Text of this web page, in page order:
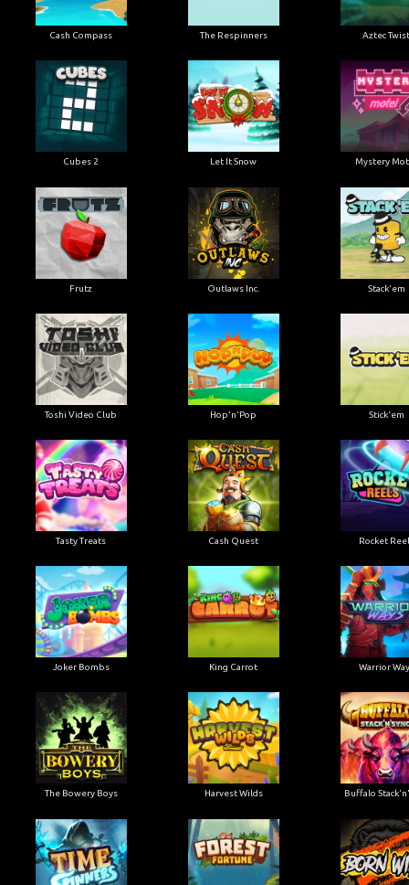
Cash Compass The Respinners Aztec
Cubes 2 Let It Snow Mystery
Frutz Outlaws Inc. Stack'em
Toshi Video Club Hop'n'Pop Stick'em
Tasty Treats Cash Quest Rocket
Joker Bombs King Carrot Warrior
The Bowery Boys Harvest Wilds Buffalo